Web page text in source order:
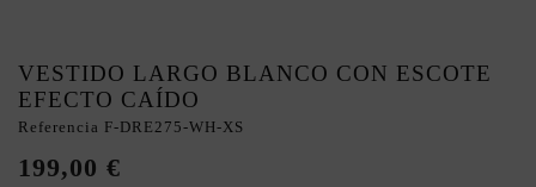
VESTIDO LARGO BLANCO CON ESCOTE
EFECTO CAÍDO
Referencia F-DRE275-WH-XS
199,00 €